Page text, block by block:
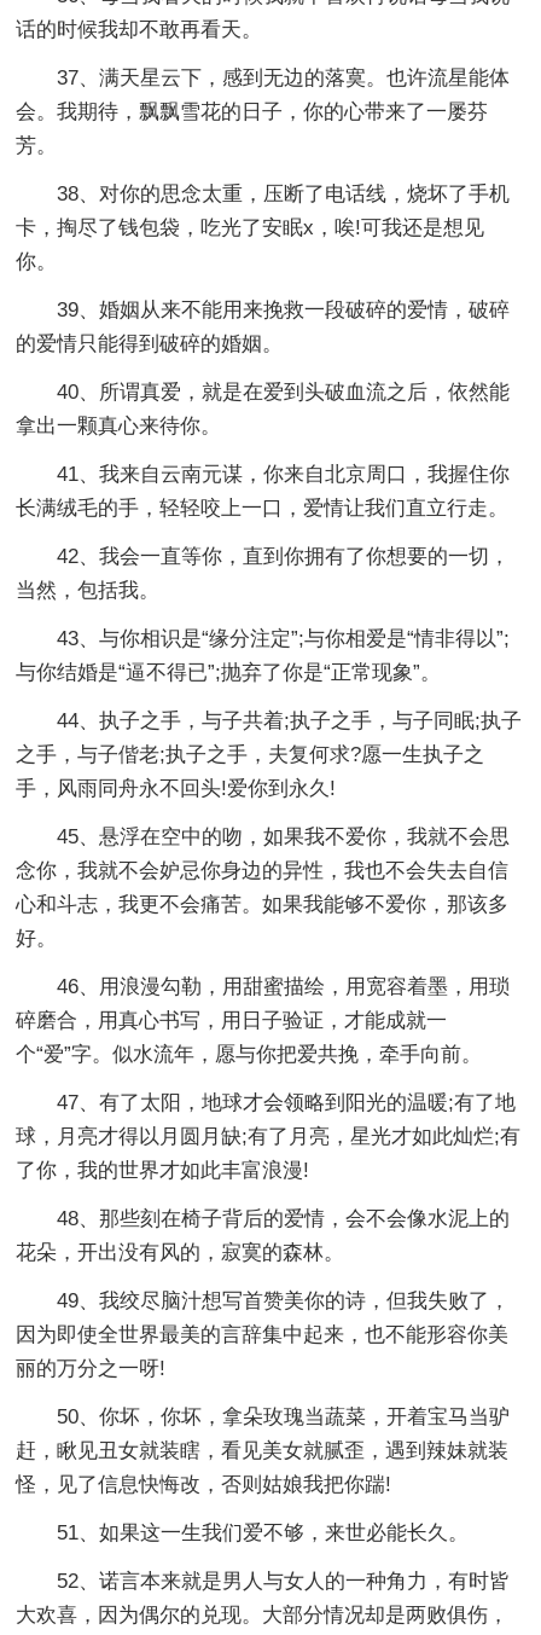
话的时候我却不敢再看天。
37、满天星云下，感到无边的落寞。也许流星能体
会。我期待，飘飘雪花的日子，你的心带来了一屡芬
芳。
38、对你的思念太重，压断了电话线，烧坏了手机
卡，掏尽了钱包袋，吃光了安眠x，唉!可我还是想见
你。
39、婚姻从来不能用来挽救一段破碎的爱情，破碎
的爱情只能得到破碎的婚姻。
40、所谓真爱，就是在爱到头破血流之后，依然能
拿出一颗真心来待你。
41、我来自云南元谋，你来自北京周口，我握住你
长满绒毛的手，轻轻咬上一口，爱情让我们直立行走。
42、我会一直等你，直到你拥有了你想要的一切，
当然，包括我。
43、与你相识是“缘分注定”;与你相爱是“情非得以”;
与你结婚是“逼不得已”;抛弃了你是“正常现象”。
44、执子之手，与子共着;执子之手，与子同眠;执子
之手，与子偕老;执子之手，夫复何求?愿一生执子之
手，风雨同舟永不回头!爱你到永久!
45、悬浮在空中的吻，如果我不爱你，我就不会思
念你，我就不会妒忌你身边的异性，我也不会失去自信
心和斗志，我更不会痛苦。如果我能够不爱你，那该多
好。
46、用浪漫勾勒，用甜蜜描绘，用宽容着墨，用琐
碎磨合，用真心书写，用日子验证，才能成就一
个“爱”字。似水流年，愿与你把爱共挽，牵手向前。
47、有了太阳，地球才会领略到阳光的温暖;有了地
球，月亮才得以月圆月缺;有了月亮，星光才如此灿烂;有
了你，我的世界才如此丰富浪漫!
48、那些刻在椅子背后的爱情，会不会像水泥上的
花朵，开出没有风的，寂寞的森林。
49、我绞尽脑汁想写首赞美你的诗，但我失败了，
因为即使全世界最美的言辞集中起来，也不能形容你美
丽的万分之一呀!
50、你坏，你坏，拿朵玫瑰当蔬菜，开着宝马当驴
赶，瞅见丑女就装瞎，看见美女就腻歪，遇到辣妹就装
怪，见了信息快悔改，否则姑娘我把你踹!
51、如果这一生我们爱不够，来世必能长久。
52、诺言本来就是男人与女人的一种角力，有时皆
大欢喜，因为偶尔的兑现。大部分情况却是两败俱伤，